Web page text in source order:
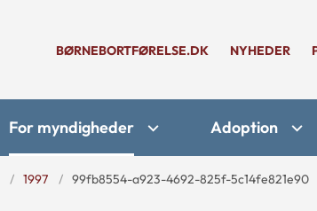
BØRNEBORTFØRELSE.DK NYHEDER
For myndigheder Adoption
1997 99fb8554-a923-4692-825f-5c14fe821e90